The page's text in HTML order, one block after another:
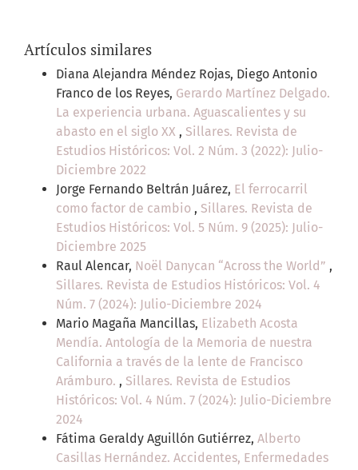
Artículos similares
Diana Alejandra Méndez Rojas, Diego Antonio
Franco de los Reyes, Gerardo Martínez Delgado.
La experiencia urbana. Aguascalientes y su
abasto en el siglo XX , Sillares. Revista de
Estudios Históricos: Vol. 2 Núm. 3 (2022): Julio-
Diciembre 2022
Jorge Fernando Beltrán Juárez, El ferrocarril
como factor de cambio , Sillares. Revista de
Estudios Históricos: Vol. 5 Núm. 9 (2025): Julio-
Diciembre 2025
Raul Alencar, Noël Danycan “Across the World” ,
Sillares. Revista de Estudios Históricos: Vol. 4
Núm. 7 (2024): Julio-Diciembre 2024
Mario Magaña Mancillas, Elizabeth Acosta
Mendía. Antología de la Memoria de nuestra
California a través de la lente de Francisco
Arámburo. , Sillares. Revista de Estudios
Históricos: Vol. 4 Núm. 7 (2024): Julio-Diciembre
2024
Fátima Geraldy Aguillón Gutiérrez, Alberto
Casillas Hernández. Accidentes, Enfermedades